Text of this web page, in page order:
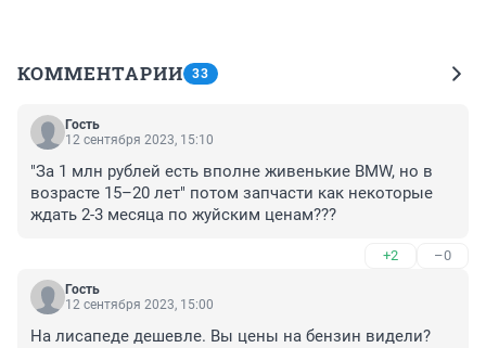
КОММЕНТАРИИ 33
Гость
12 сентября 2023, 15:10
"За 1 млн рублей есть вполне живенькие BMW, но в
возрасте 15–20 лет" потом запчасти как некоторые
ждать 2-3 месяца по жуйским ценам???
+2 –0
Гость
12 сентября 2023, 15:00
На лисапеде дешевле. Вы цены на бензин видели?